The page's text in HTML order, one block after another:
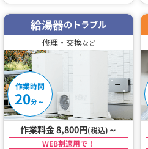
給湯器のトラブル
修理・交換など
作業時間
20分～
作業料金 8,800円(税込) ～
WEB割適用で！